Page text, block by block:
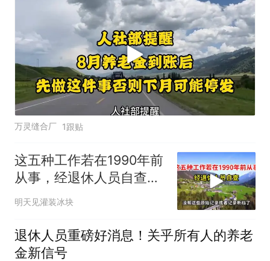
万灵缝合厂 1跟贴
这五种工作若在1990年前
从事，经退休人员自查，
养老金可增发
明天见灌装冰块
退休人员重磅好消息！关乎所有人的养老
金新信号